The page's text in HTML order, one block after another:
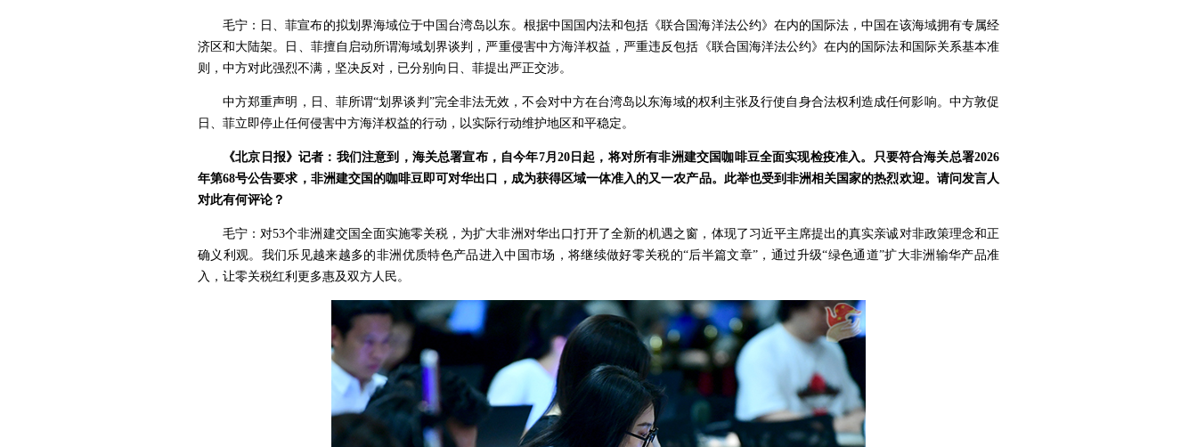
毛宁：日、菲宣布的拟划界海域位于中国台湾岛以东。根据中国国内法和包括《联合国海洋法公约》在内的国际法，中国在该海域拥有专属经
济区和大陆架。日、菲擅自启动所谓海域划界谈判，严重侵害中方海洋权益，严重违反包括《联合国海洋法公约》在内的国际法和国际关系基本准
则，中方对此强烈不满，坚决反对，已分别向日、菲提出严正交涉。
中方郑重声明，日、菲所谓“划界谈判”完全非法无效，不会对中方在台湾岛以东海域的权利主张及行使自身合法权利造成任何影响。中方敦促
日、菲立即停止任何侵害中方海洋权益的行动，以实际行动维护地区和平稳定。
《北京日报》记者：我们注意到，海关总署宣布，自今年7月20日起，将对所有非洲建交国咖啡豆全面实现检疫准入。只要符合海关总署2026
年第68号公告要求，非洲建交国的咖啡豆即可对华出口，成为获得区域一体准入的又一农产品。此举也受到非洲相关国家的热烈欢迎。请问发言人
对此有何评论？
毛宁：对53个非洲建交国全面实施零关税，为扩大非洲对华出口打开了全新的机遇之窗，体现了习近平主席提出的真实亲诚对非政策理念和正
确义利观。我们乐见越来越多的非洲优质特色产品进入中国市场，将继续做好零关税的“后半篇文章”，通过升级“绿色通道”扩大非洲输华产品准
入，让零关税红利更多惠及双方人民。